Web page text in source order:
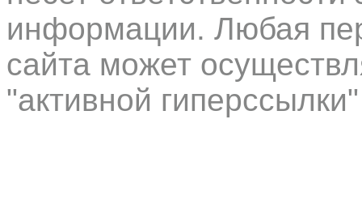
информации. Любая
сайта может
"активной